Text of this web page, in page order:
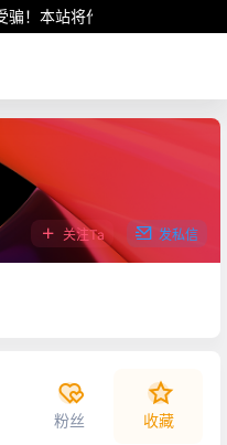
骗！本站将作为行业资讯共享
关注Ta 发私信
粉丝 收藏